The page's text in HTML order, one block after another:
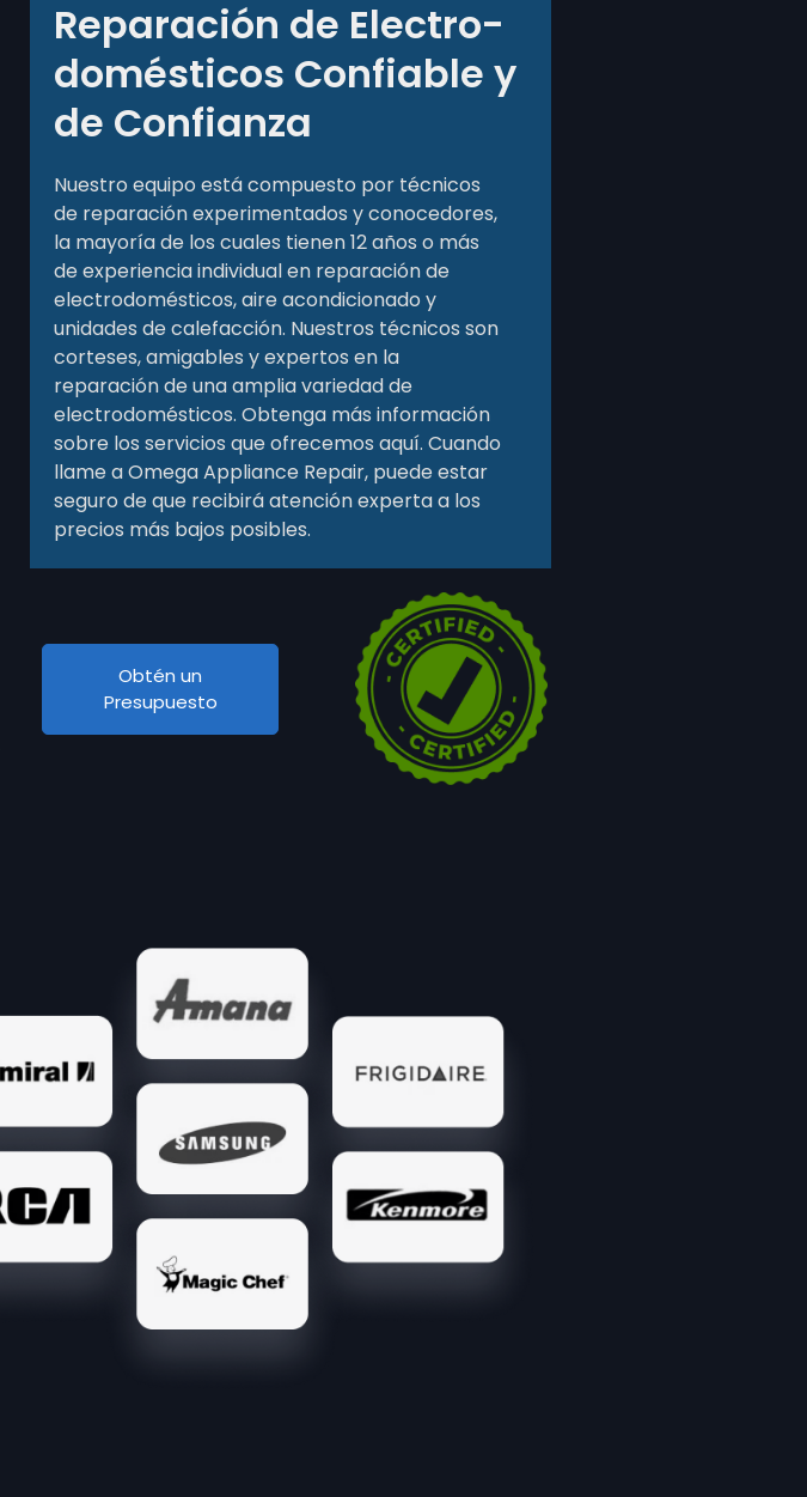
Reparación de Electro­
domé­sticos Confiable y
de Confianza
Nuestro equipo está compuesto por técnicos
de reparación experimentados y conocedores,
la mayoría de los cuales tienen 12 años o más
de experiencia individual en reparación de
electrodomésticos, aire acondicionado y
unidades de calefacción. Nuestros técnicos son
corteses, amigables y expertos en la
reparación de una amplia variedad de
electrodomésticos. Obtenga más información
sobre los servicios que ofrecemos aquí. Cuando
llame a Omega Appliance Repair, puede estar
seguro de que recibirá atención experta a los
precios más bajos posibles.
Obtén un
Presupuesto